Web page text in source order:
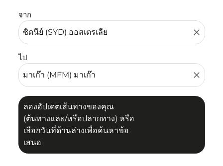
จาก
close
ไป
close
ลองอัปเดตเส้นทางของคุณ
(ต้นทางและ/หรือปลายทาง) หรือ
เลือกวันที่ด้านล่างเพื่อค้นหาข้อ
เสนอ